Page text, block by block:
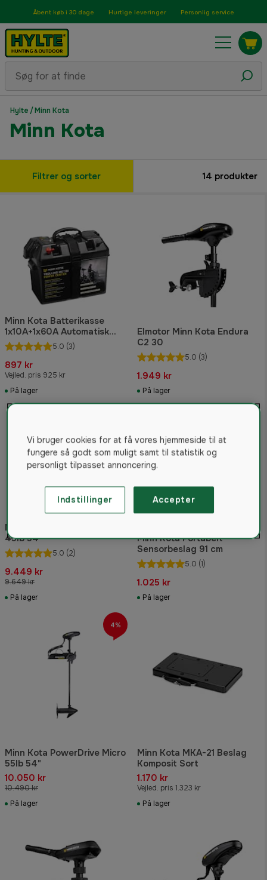
Åbent køb i 30 dage Hurtige leveringer Personlig service
Hylte /Minn Kota
Minn Kota
Filtrer og sorter 14 produkter
Minn Kota Batterikasse
1x10A+1x60A Automatisk
Sikring
5.0 (3)
897 kr
Vejled. pris 925 kr
På lager
Elmotor Minn Kota Endura
C2 30
5.0 (3)
1.949 kr
På lager
Minn Kota PowerDrive Micro
45lb 54"
5.0 (2)
9.449 kr
9.649 kr
På lager
Minn Kota Portabelt
Sensorbeslag 91 cm
5.0 (1)
1.025 kr
På lager
Minn Kota PowerDrive Micro
55lb 54"
10.050 kr
10.490 kr
På lager
4%
Minn Kota MKA-21 Beslag
Komposit Sort
1.170 kr
Vejled. pris 1.323 kr
På lager
Vi bruger cookies for at få vores hjemmeside til at
fungere så godt som muligt samt til statistik og
personligt tilpasset annoncering.
Indstillinger Accepter